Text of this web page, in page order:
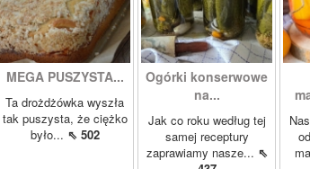
MEGA PUSZYSTA...
Ta drożdżówka wyszła
tak puszysta, że ciężko
było... ⇖ 502
Ogórki konserwowe
na...
Jak co roku według tej
samej receptury
zaprawiamy nasze... ⇖